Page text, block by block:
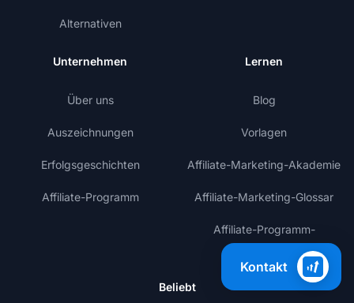
Alternativen
Unternehmen
Über uns
Auszeichnungen
Erfolgsgeschichten
Affiliate-Programm
Lernen
Blog
Vorlagen
Affiliate-Marketing-Akademie
Affiliate-Marketing-Glossar
Affiliate-Programm-
Beliebt
Kontakt